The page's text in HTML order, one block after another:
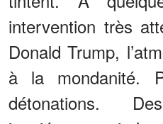
intervention très
Donald Trump,
à la mondanité.
détonations.